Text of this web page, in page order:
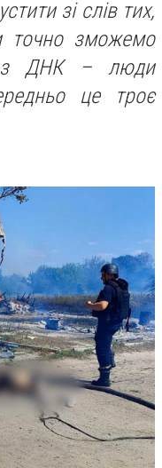
зі слів тих,
точно зможемо
ДНК – люди
це троє